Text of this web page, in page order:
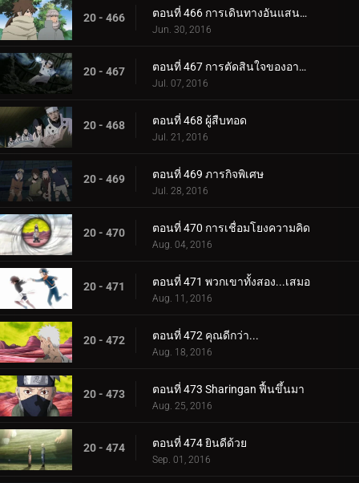
20 - 466 ตอนที่ 466 การเดินทางอันแสนวุ่นวาย
Jun. 30, 2016
20 - 467 ตอนที่ 467 การตัดสินใจของอาชูรอ
Jul. 07, 2016
20 - 468 ตอนที่ 468 ผู้สืบทอด
Jul. 21, 2016
20 - 469 ตอนที่ 469 ภารกิจพิเศษ
Jul. 28, 2016
20 - 470 ตอนที่ 470 การเชื่อมโยงความคิด
Aug. 04, 2016
20 - 471 ตอนที่ 471 พวกเขาทั้งสอง...เสมอ
Aug. 11, 2016
20 - 472 ตอนที่ 472 คุณดีกว่า...
Aug. 18, 2016
20 - 473 ตอนที่ 473 Sharingan ฟื้นขึ้นมา
Aug. 25, 2016
20 - 474 ตอนที่ 474 ยินดีด้วย
Sep. 01, 2016